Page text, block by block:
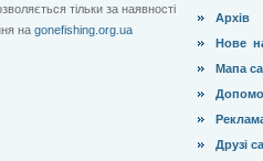
тільки за наявності
на gonefishing.org.ua
Архів
Нове
Мапа
Друзі